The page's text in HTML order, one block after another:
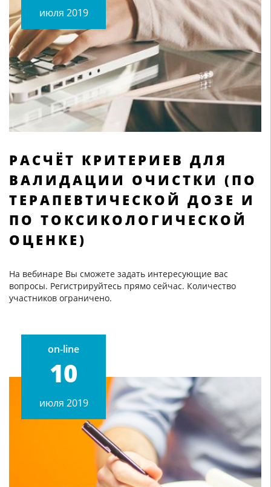
июля 2019
РАСЧЁТ КРИТЕРИЕВ ДЛЯ
ВАЛИДАЦИИ ОЧИСТКИ (ПО
ТЕРАПЕВТИЧЕСКОЙ ДОЗЕ И
ПО ТОКСИКОЛОГИЧЕСКОЙ
ОЦЕНКЕ)
На вебинаре Вы сможете задать интересующие вас
вопросы. Регистрируйтесь прямо сейчас. Количество
участников ограничено.
on-line
10
июля 2019